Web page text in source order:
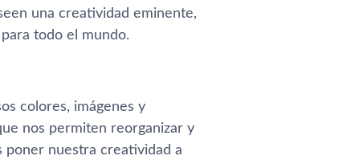
una creatividad eminente,
todo el mundo.
colores, imágenes y
nos permiten reorganizar y
poner nuestra creatividad a